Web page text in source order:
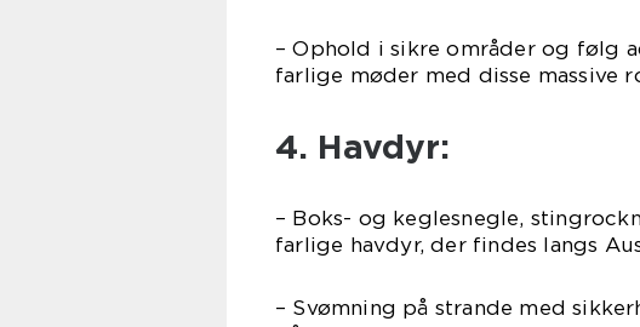
– Ophold i sikre områder og følg
farlige møder med disse massive
4. Havdyr:
– Boks- og keglesnegle,
farlige havdyr, der findes langs
– Svømning på strande med